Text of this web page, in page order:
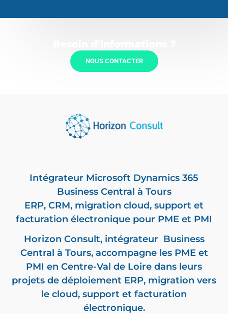
NOUS CONTACTER
Intégrateur Microsoft Dynamics 365
Business Central à Tours
ERP, CRM, migration cloud, support et
facturation électronique pour PME et PMI
Horizon Consult, intégrateur Business
Central à Tours, accompagne les PME et
PMI en Centre-Val de Loire dans leurs
projets de déploiement ERP, migration vers
le cloud, support et facturation
électronique.